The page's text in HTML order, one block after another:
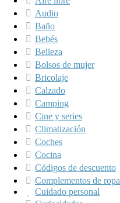
Audio
Baño
Bebés
Belleza
Bolsos de mujer
Bricolaje
Calzado
Camping
Cine y series
Climatización
Coches
Cocina
Códigos de descuento
Complementos de ropa
Cuidado personal